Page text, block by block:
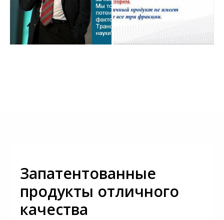
Запатентованные
продукты отличного
качества